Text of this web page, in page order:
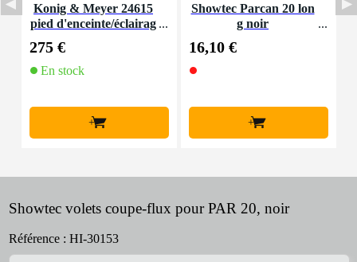
Konig & Meyer 24615
pied d'enceinte/éclairag
275 €
En stock
+
Showtec Parcan 20 lon
g noir
16,10 €
+
Showtec volets coupe-flux pour PAR 20, noir
Référence : HI-30153